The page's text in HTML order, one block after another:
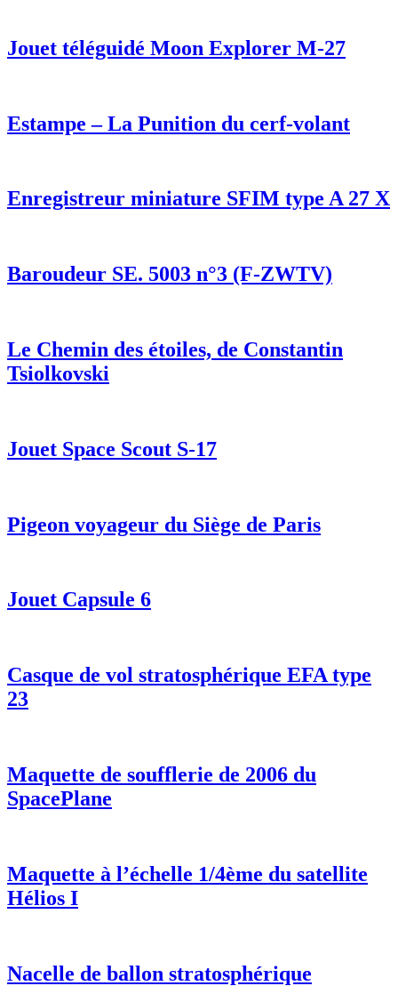
Jouet téléguidé Moon Explorer M-27
Estampe – La Punition du cerf-volant
Enregistreur miniature SFIM type A 27 X
Baroudeur SE. 5003 n°3 (F-ZWTV)
Le Chemin des étoiles, de Constantin
Tsiolkovski
Jouet Space Scout S-17
Pigeon voyageur du Siège de Paris
Jouet Capsule 6
Casque de vol stratosphérique EFA type
23
Maquette de soufflerie de 2006 du
SpacePlane
Maquette à l’échelle 1/4ème du satellite
Hélios I
Nacelle de ballon stratosphérique